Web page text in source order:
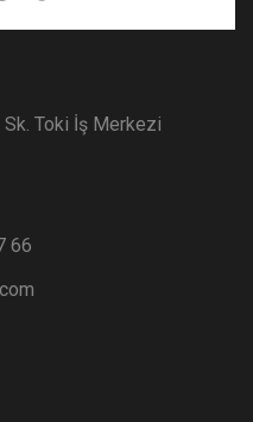
Toki İş Merkezi
66